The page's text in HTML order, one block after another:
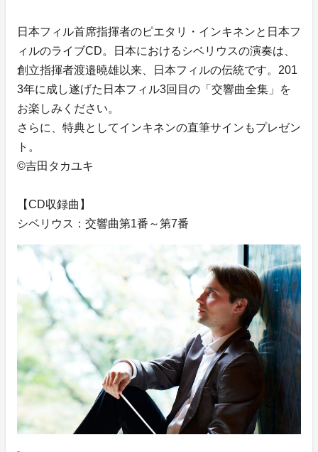
日本フィル首席指揮者のピエタリ・インキネンと日本フ
ィルのライブCD。日本におけるシベリウスの演奏は、
創立指揮者渡邉曉雄以来、日本フィルの伝統です。201
3年に成し遂げた日本フィル3回目の「交響曲全集」を
お楽しみください。
さらに、特典としてインキネンの直筆サインもプレゼン
ト。
©吉田タカユキ
【CD収録曲】
シベリウス：交響曲第1番～第7番